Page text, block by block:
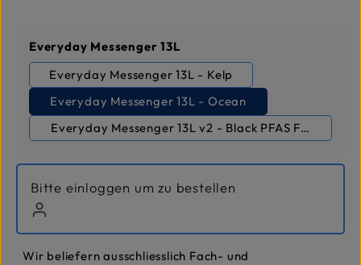
Everyday Messenger 13Lauswählen
Everyday Messenger 13L - Kelp
Everyday Messenger 13L - Ocean
Everyday Messenger 13L v2 - Black PFAS Free
Bitte einloggen um zu bestellen
Wir beliefern ausschliesslich Fach- und